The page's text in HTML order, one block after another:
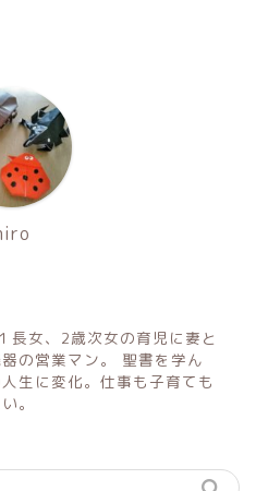
長女、2歳次女の育児に妻と
の営業マン。 聖書を学ん
生に変化。仕事も子育ても
。